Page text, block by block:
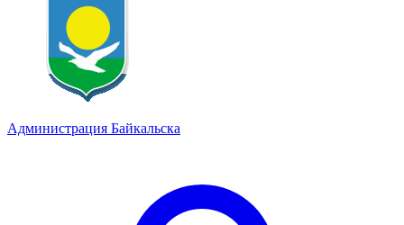
Администрация Байкальска